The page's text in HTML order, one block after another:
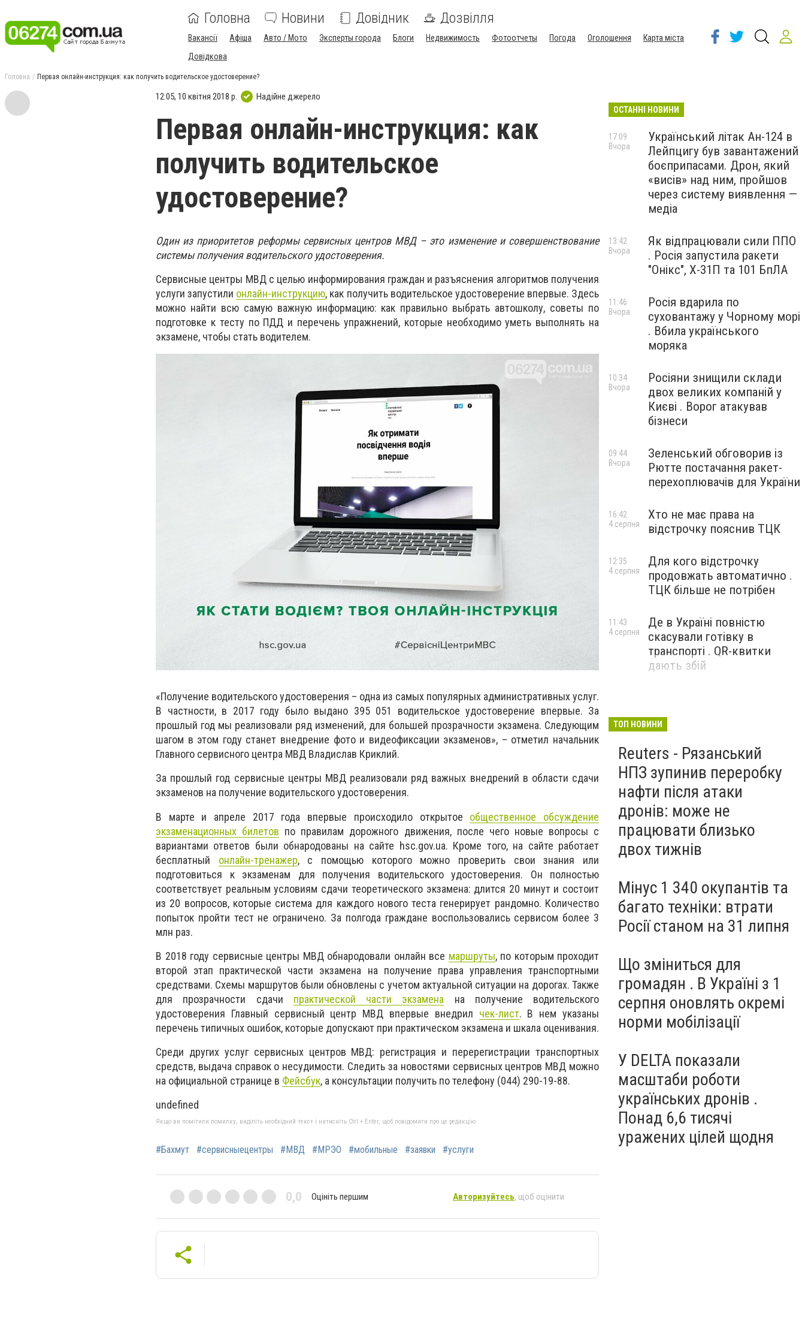
Головна Новини Довідник Дозвілля
Вакансії Афіша Авто / Мото Эксперты города Блоги Недвижимость Фотоотчеты Погода Оголошення
Карта міста
Довідкова
Головна Первая онлайн-инструкция: как получить водительское удостоверение?
12:05, 10 квітня 2018 р. Надійне джерело
Первая онлайн-инструкция: как
получить водительское
удостоверение?
Один из приоритетов реформы сервисных центров МВД – это изменение и совершенствование
системы получения водительского удостоверения.
Сервисные центры МВД с целью информирования граждан и разъяснения алгоритмов получения
услуги запустили онлайн-инструкцию, как получить водительское удостоверение впервые. Здесь
можно найти всю самую важную информацию: как правильно выбрать автошколу, советы по
подготовке к тесту по ПДД и перечень упражнений, которые необходимо уметь выполнять на
экзамене, чтобы стать водителем.
«Получение водительского удостоверения – одна из самых популярных административных услуг.
В частности, в 2017 году было выдано 395 051 водительское удостоверение впервые. За
прошлый год мы реализовали ряд изменений, для большей прозрачности экзамена. Следующим
шагом в этом году станет внедрение фото и видеофиксации экзаменов», – отметил начальник
Главного сервисного центра МВД Владислав Криклий.
За прошлый год сервисные центры МВД реализовали ряд важных внедрений в области сдачи
экзаменов на получение водительского удостоверения.
В марте и апреле 2017 года впервые происходило открытое общественное обсуждение
экзаменационных билетов по правилам дорожного движения, после чего новые вопросы с
вариантами ответов были обнародованы на сайте hsc.gov.ua. Кроме того, на сайте работает
бесплатный онлайн-тренажер, с помощью которого можно проверить свои знания или
подготовиться к экзаменам для получения водительского удостоверения. Он полностью
соответствует реальным условиям сдачи теоретического экзамена: длится 20 минут и состоит
из 20 вопросов, которые система для каждого нового теста генерирует рандомно. Количество
попыток пройти тест не ограничено. За полгода граждане воспользовались сервисом более 3
млн раз.
В 2018 году сервисные центры МВД обнародовали онлайн все маршруты, по которым проходит
второй этап практической части экзамена на получение права управления транспортными
средствами. Схемы маршрутов были обновлены с учетом актуальной ситуации на дорогах. Также
для прозрачности сдачи практической части экзамена на получение водительского
удостоверения Главный сервисный центр МВД впервые внедрил чек-лист. В нем указаны
перечень типичных ошибок, которые допускают при практическом экзамена и шкала оценивания.
Среди других услуг сервисных центров МВД: регистрация и перерегистрации транспортных
средств, выдача справок о несудимости. Следить за новостями сервисных центров МВД можно
на официальной странице в Фейсбук, а консультации получить по телефону (044) 290-19-88.
undefined
Якщо ви помітили помилку, виділіть необхідний текст і натисніть Ctrl + Enter, щоб повідомити про це редакцію
#Бахмут #сервисныецентры #МВД #МРЭО #мобильные #заявки #услуги
0,0 Оцініть першим Авторизуйтесь, щоб оцінити
ОСТАННІ НОВИНИ
Український літак Ан-124 в
Лейпцигу був завантажений
боєприпасами. Дрон, який
«висів» над ним, пройшов
через систему виявлення —
медіа
17:09
Вчора
Як відпрацювали сили ППО
. Росія запустила ракети
"Онікс", Х-31П та 101 БпЛА
13:42
Вчора
Росія вдарила по
суховантажу у Чорному морі
. Вбила українського
моряка
11:46
Вчора
Росіяни знищили склади
двох великих компаній у
Києві . Ворог атакував
бізнеси
10:34
Вчора
Зеленський обговорив із
Рютте постачання ракет-
перехоплювачів для України
09:44
Вчора
Хто не має права на
відстрочку пояснив ТЦК
16:42
4 серпня
Для кого відстрочку
продовжать автоматично .
ТЦК більше не потрібен
12:35
4 серпня
Де в Україні повністю
скасували готівку в
транспорті . QR-квитки
дають збій
11:43
4 серпня
ТОП НОВИНИ
Reuters - Рязанський
НПЗ зупинив переробку
нафти після атаки
дронів: може не
працювати близько
двох тижнів
Мінус 1 340 окупантів та
багато техніки: втрати
Росії станом на 31 липня
Що зміниться для
громадян . В Україні з 1
серпня оновлять окремі
норми мобілізації
У DELTA показали
масштаби роботи
українських дронів .
Понад 6,6 тисячі
уражених цілей щодня